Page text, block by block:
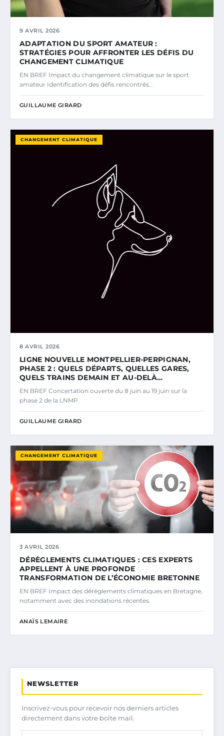
9 AVRIL 2026
ADAPTATION DU SPORT AMATEUR :
STRATÉGIES POUR AFFRONTER LES DÉFIS DU
CHANGEMENT CLIMATIQUE
EN BREF Impact du changement climatique sur le sport
amateur Identification des défis rencontrés…
GUILLAUME GIRARD
CHANGEMENT CLIMATIQUE
8 AVRIL 2026
LIGNE NOUVELLE MONTPELLIER-PERPIGNAN,
PHASE 2 : QUELS DÉPARTS, QUELLES GARES,
QUELS TRAINS DEMAIN ET AU-DELÀ…
EN BREF Concertation ouverte du 8 juin au 19 juin sur la
phase 2 de la LNMP.
GUILLAUME GIRARD
CHANGEMENT CLIMATIQUE
3 AVRIL 2026
DÉRÈGLEMENTS CLIMATIQUES : CES EXPERTS
APPELLENT À UNE PROFONDE
TRANSFORMATION DE L’ÉCONOMIE BRETONNE
EN BREF Impact des dérèglements climatiques en Bretagne,
notamment avec des inondations récentes.
ANAÏS LEMAIRE
NEWSLETTER
Inscrivez-vous pour recevoir nos derniers articles
directement dans votre boîte mail.